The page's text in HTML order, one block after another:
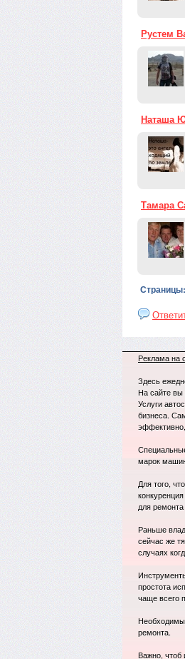
Рустем
Наташа
Тамара
Страницы:
Реклама на
Здесь
На сайте вы
Услуги
бизнеса.
марок
Для того,
для
Раньше
сейчас же
случаях
простота
чаще всего
ремонта.
Важно, чтоб